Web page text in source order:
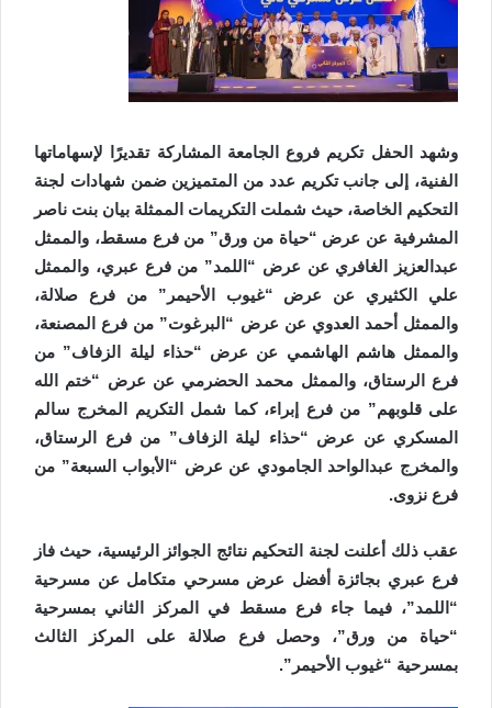
وشهد الحفل تكريم فروع الجامعة المشاركة تقديرًا لإسهاماتها
الفنية، إلى جانب تكريم عدد من المتميزين ضمن شهادات لجنة
التحكيم الخاصة، حيث شملت التكريمات الممثلة بيان بنت ناصر
المشرفية عن عرض “حياة من ورق” من فرع مسقط، والممثل
عبدالعزيز الغافري عن عرض “اللمد” من فرع عبري، والممثل
علي الكثيري عن عرض “غيوب الأحيمر” من فرع صلالة،
والممثل أحمد العدوي عن عرض “البرغوت” من فرع المصنعة،
والممثل هاشم الهاشمي عن عرض “حذاء ليلة الزفاف” من
فرع الرستاق، والممثل محمد الحضرمي عن عرض “ختم الله
على قلوبهم” من فرع إبراء، كما شمل التكريم المخرج سالم
المسكري عن عرض “حذاء ليلة الزفاف” من فرع الرستاق،
والمخرج عبدالواحد الجامودي عن عرض “الأبواب السبعة” من
فرع نزوى.
عقب ذلك أعلنت لجنة التحكيم نتائج الجوائز الرئيسية، حيث فاز
فرع عبري بجائزة أفضل عرض مسرحي متكامل عن مسرحية
“اللمد”، فيما جاء فرع مسقط في المركز الثاني بمسرحية
“حياة من ورق”، وحصل فرع صلالة على المركز الثالث
بمسرحية “غيوب الأحيمر”.